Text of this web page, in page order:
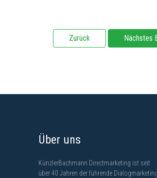
Zurück Nächstes
Über uns
KünzlerBachmann Directmarketing ist seit
über 40 Jahren der führende